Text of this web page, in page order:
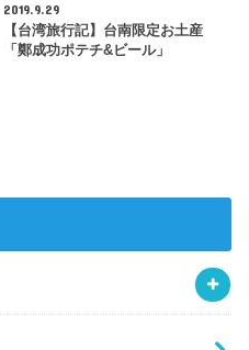
2019.9.29
【台湾旅行記】台南限定お土産
「鄭成功ポテチ&ビール」